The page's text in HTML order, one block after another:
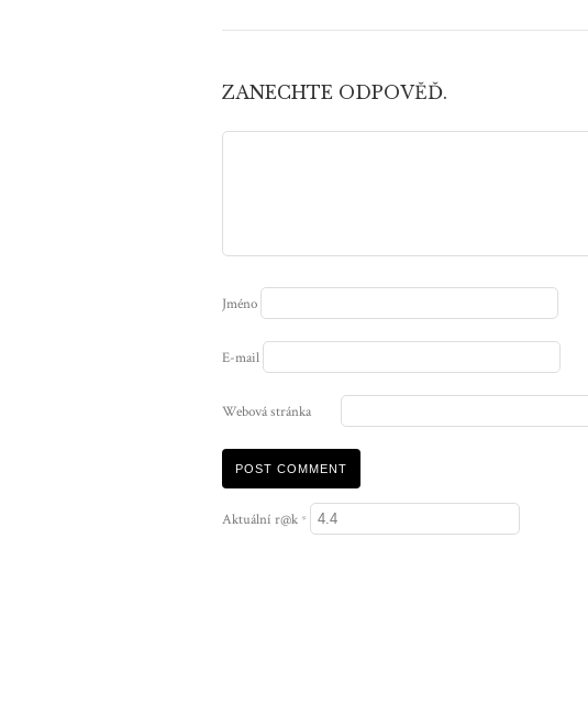
ZANECHTE ODPOVĚĎ.
Jméno
E-mail
Webová stránka
Aktuální r@k *